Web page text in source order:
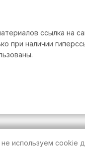
ссылка на
при наличии
используем cookie